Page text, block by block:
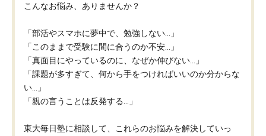
こんなお悩み、ありませんか？
「部活やスマホに夢中で、勉強しない…」
「このままで受験に間に合うのか不安…」
「真面目にやっているのに、なぜか伸びない…」
「課題が多すぎて、何から手をつければいいのか分からな
い…」
「親の言うことは反発する…」
東大毎日塾に相談して、これらのお悩みを解決していっ